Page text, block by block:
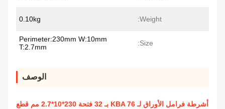
Weight:
0.10kg
Size:
Perimeter:230mm W:10mm
T:2.7mm
الوصف
أشرطة فرامل الأوراق لـ KBA 76 بـ 32 فتحة 230*10*2.7 مم قطع